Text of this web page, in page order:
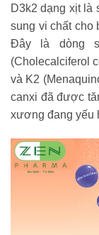
D3k2 dạng xịt là
sung vi chất cho
Đây là dòng
(Cholecalciferol
và K2
canxi đã được
xương đang yếu